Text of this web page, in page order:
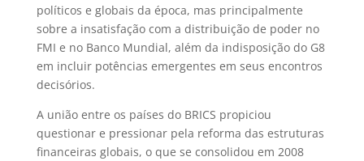
políticos e globais da época, mas principalmente
sobre a insatisfação com a distribuição de poder no
FMI e no Banco Mundial, além da indisposição do G8
em incluir potências emergentes em seus encontros
decisórios.
A união entre os países do BRICS propiciou
questionar e pressionar pela reforma das estruturas
financeiras globais, o que se consolidou em 2008